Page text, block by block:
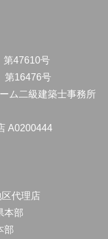
第47610号
第16476号
ム二級建築士事務所
A0200444
区代理店
本部
部